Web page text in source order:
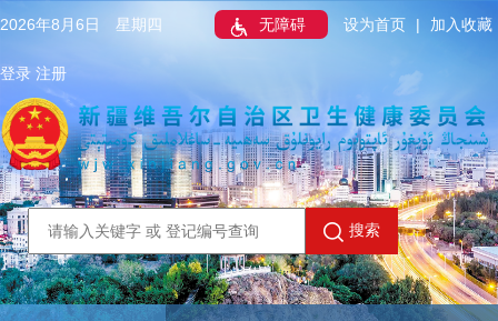
2026年8月6日 星期四 无障碍 设为首页 | 加入收藏
登录 注册
搜索